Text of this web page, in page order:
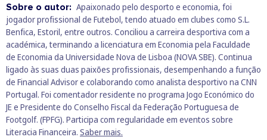
Sobre o autor: Apaixonado pelo desporto e economia, foi
jogador profissional de Futebol, tendo atuado em clubes como S.L.
Benfica, Estoril, entre outros. Conciliou a carreira desportiva com a
académica, terminando a licenciatura em Economia pela Faculdade
de Economia da Universidade Nova de Lisboa (NOVA SBE). Continua
ligado às suas duas paixões profissionais, desempenhando a função
de Financial Advisor e colaborando como analista desportivo na CNN
Portugal. Foi comentador residente no programa Jogo Económico do
JE e Presidente do Conselho Fiscal da Federação Portuguesa de
Footgolf. (FPFG). Participa com regularidade em eventos sobre
Literacia Financeira. Saber mais.